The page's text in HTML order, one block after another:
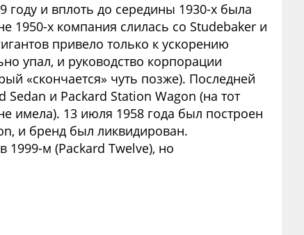
году и вплоть до середины 1930-х была
1950-х компания слилась со Studebaker и
привело только к ускорению
упал, и руководство корпорации
«скончается» чуть позже). Последней
и Packard Station Wagon (на тот
имела). 13 июля 1958 года был построен
и бренд был ликвидирован.
м (Packard Twelve), но